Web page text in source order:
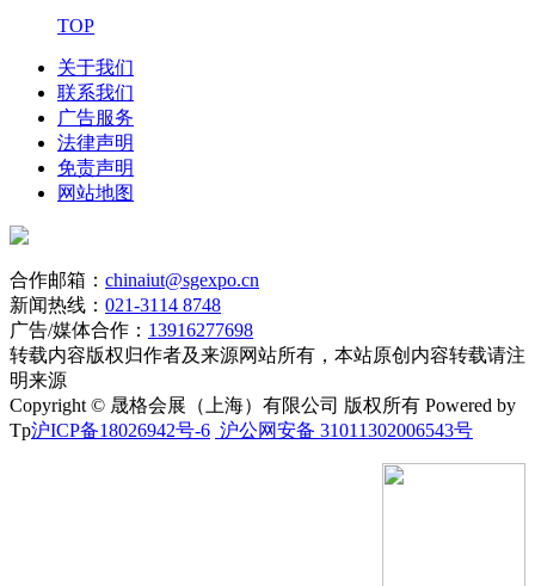
TOP
关于我们
联系我们
广告服务
法律声明
免责声明
网站地图
合作邮箱： chinaiut@sgexpo.cn
新闻热线： 021-3114 8748
广告/媒体合作： 13916277698
转载内容版权归作者及来源网站所有，本站原创内容转载请注
明来源
Copyright © 晟格会展（上海）有限公司 版权所有 Powered by
Tp沪ICP备18026942号-6 沪公网安备 31011302006543号